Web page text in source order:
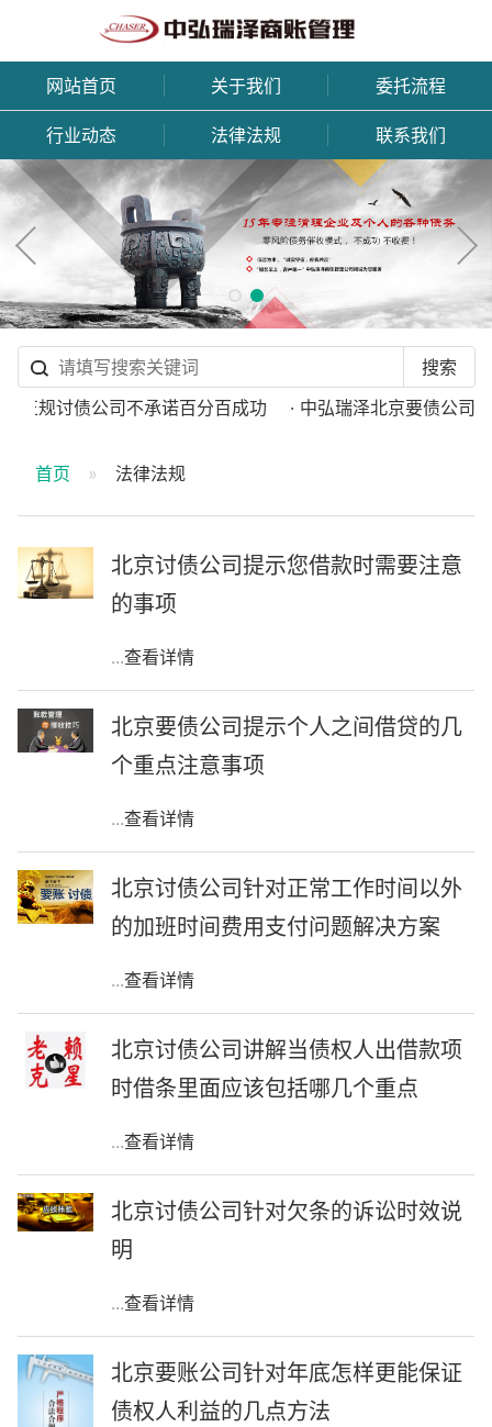
网站首页 关于我们 委托流程
行业动态 法律法规 联系我们
正规讨债公司不承诺百分百成功 · 中弘瑞泽北京要债公司收
首页 法律法规
北京讨债公司提示您借款时需要注意
的事项
...查看详情
北京要债公司提示个人之间借贷的几
个重点注意事项
...查看详情
北京讨债公司针对正常工作时间以外
的加班时间费用支付问题解决方案
...查看详情
北京讨债公司讲解当债权人出借款项
时借条里面应该包括哪几个重点
...查看详情
北京讨债公司针对欠条的诉讼时效说
明
...查看详情
北京要账公司针对年底怎样更能保证
债权人利益的几点方法